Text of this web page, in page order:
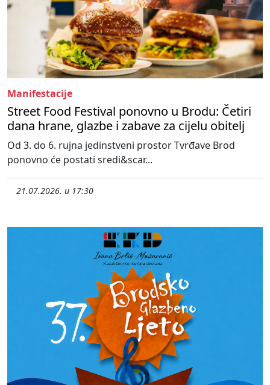
Manifestacije
Street Food Festival ponovno u Brodu: Četiri
dana hrane, glazbe i zabave za cijelu obitelj
Od 3. do 6. rujna jedinstveni prostor Tvrđave Brod
ponovno će postati sredi&scar...
21.07.2026. u 17:30